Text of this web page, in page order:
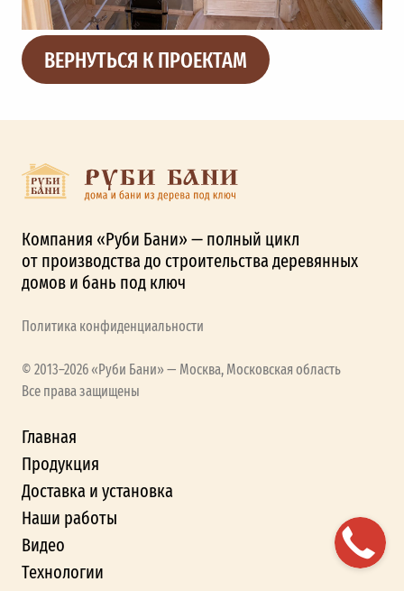
ВЕРНУТЬСЯ К ПРОЕКТАМ
Компания «Руби Бани» — полный цикл
от производства до строительства деревянных
домов и бань под ключ
Политика конфиденциальности
© 2013–2026 «Руби Бани» — Москва, Московская область
Все права защищены
Главная
Продукция
Доставка и установка
Наши работы
Видео
Технологии